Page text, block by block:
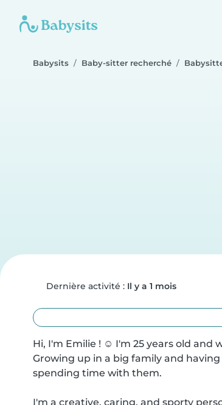
Babysits Baby-sitter recherché
Dernière activité : Il y a 1 mois
Hi, I'm Emilie ! ☺️ I'm 25 years old
Growing up in a big family and
spending time with them.
I'm a creative, caring, and sporty